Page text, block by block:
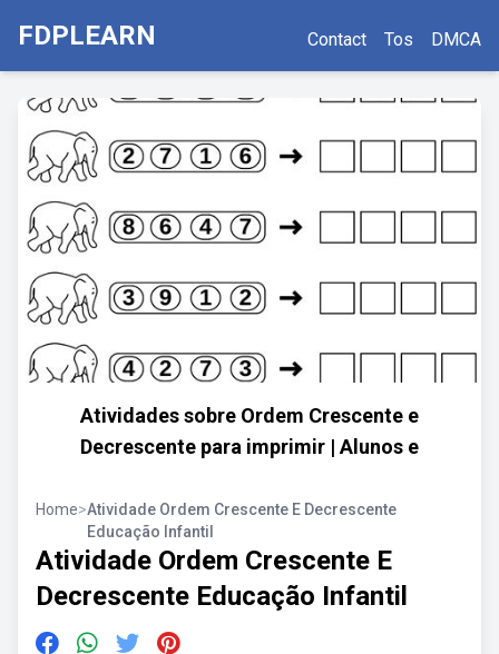
FDPLEARN Contact Tos DMCA
Atividades sobre Ordem Crescente e
Decrescente para imprimir | Alunos e
Home>Atividade Ordem Crescente E Decrescente
Educação Infantil
Atividade Ordem Crescente E
Decrescente Educação Infantil